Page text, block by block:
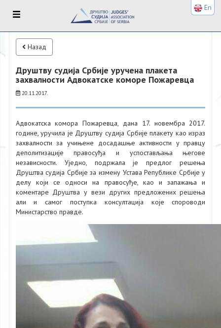
Назад
Друштву судија Србије уручена плакета
захвалности Адвокатске коморе Пожаревца
20.11.2017.
Адвокатска комора Пожаревца, дана 17. новембра 2017.
године, уручила је Друштву судија Србије плакету као израз
захвалности за учињене досадашње активности у правцу
деполитизације правосуђа и успостављања његове
независности. Уједно, подржала је предлог решења
Друштва судија Србије за измену Устава Републике Србије у
делу који се односи на правосуђе, као и запажања и
коментаре Друштва у вези других предложених решења
али и самог поступка консултација које спороводи
Министарство правде.
En